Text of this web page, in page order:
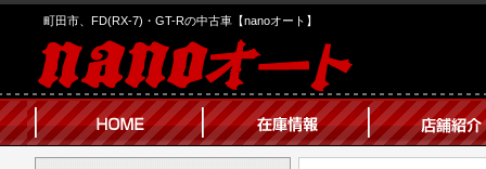
町田市、FD(RX-7)・GT-Rの中古車【nanoオート】